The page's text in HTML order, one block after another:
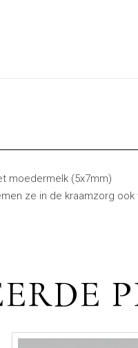
moedermelk (5x7mm)
ze in de kraamzorg ook